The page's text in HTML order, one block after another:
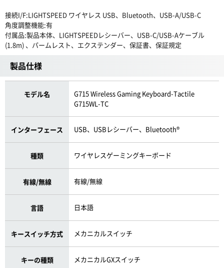
接続I/F:LIGHTSPEED ワイヤレス USB、Bluetooth、USB-A/USB-C
角度調整機能:有
付属品:製品本体、LIGHTSPEEDレシーバー、USB-C/USB-Aケーブル
(1.8m) 、パームレスト、エクステンダー、保証書、保証規定
製品仕様
モデル名
G715 Wireless Gaming Keyboard-Tactile
G715WL-TC
インターフェース USB、USBレシーバー、Bluetooth®
種類 ワイヤレスゲーミングキーボード
有線/無線 有線/無線
言語 日本語
キースイッチ方式 メカニカルスイッチ
キーの種類 メカニカルGXスイッチ